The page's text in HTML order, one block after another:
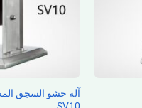
آلة حشو السجق